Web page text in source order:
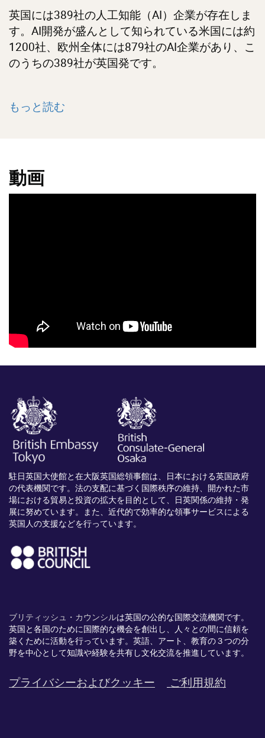
英国には389社の人工知能（AI）企業が存在しま
す。AI開発が盛んとして知られている米国には約
1200社、欧州全体には879社のAI企業があり、こ
のうちの389社が英国発です。
もっと読む
動画
駐日英国大使館と在大阪英国総領事館は、日本における英国政府
の代表機関です。法の支配に基づく国際秩序の維持、開かれた市
場における貿易と投資の拡大を目的として、日英関係の維持・発
展に努めています。また、近代的で効率的な領事サービスによる
英国人の支援などを行っています。
ブリティッシュ・カウンシルは英国の公的な国際交流機関です。
英国と各国のために国際的な機会を創出し、
人々との間に信頼を
築くために活動を行っています。英語、 アート、 教育の３つの分
野を中心として知識や経験を共有し文化交流を推進 しています。
プライバシーおよびクッキー ご利用規約